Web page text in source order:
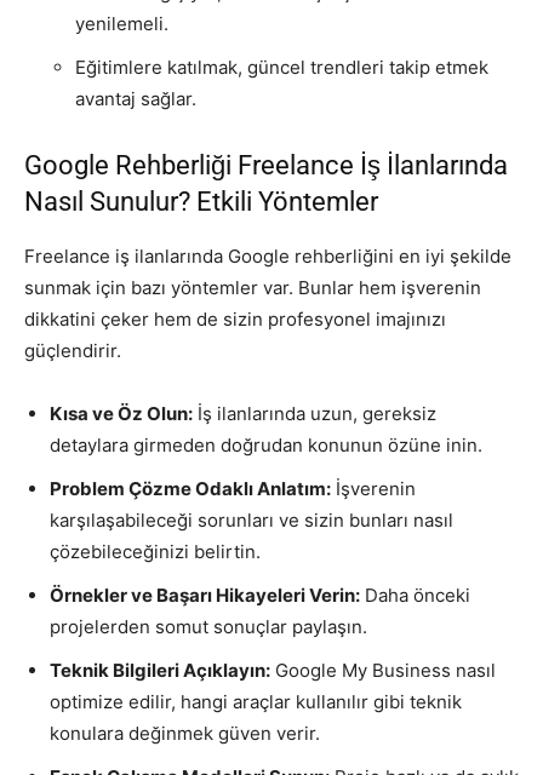
yenilemeli.
Eğitimlere katılmak, güncel trendleri takip etmek
avantaj sağlar.
Google Rehberliği Freelance İş İlanlarında
Nasıl Sunulur? Etkili Yöntemler
Freelance iş ilanlarında Google rehberliğini en iyi şekilde
sunmak için bazı yöntemler var. Bunlar hem işverenin
dikkatini çeker hem de sizin profesyonel imajınızı
güçlendirir.
Kısa ve Öz Olun: İş ilanlarında uzun, gereksiz
detaylara girmeden doğrudan konunun özüne inin.
Problem Çözme Odaklı Anlatım: İşverenin
karşılaşabileceği sorunları ve sizin bunları nasıl
çözebileceğinizi belirtin.
Örnekler ve Başarı Hikayeleri Verin: Daha önceki
projelerden somut sonuçlar paylaşın.
Teknik Bilgileri Açıklayın: Google My Business nasıl
optimize edilir, hangi araçlar kullanılır gibi teknik
konulara değinmek güven verir.